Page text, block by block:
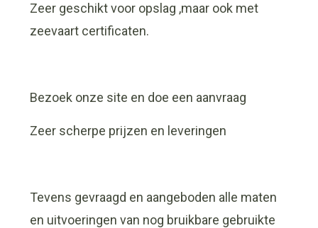
Zeer geschikt voor opslag ,maar ook met
zeevaart certificaten.
Bezoek onze site en doe een aanvraag
Zeer scherpe prijzen en leveringen
Tevens gevraagd en aangeboden alle maten
en uitvoeringen van nog bruikbare gebruikte